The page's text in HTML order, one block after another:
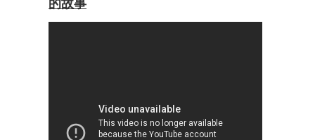
的故事